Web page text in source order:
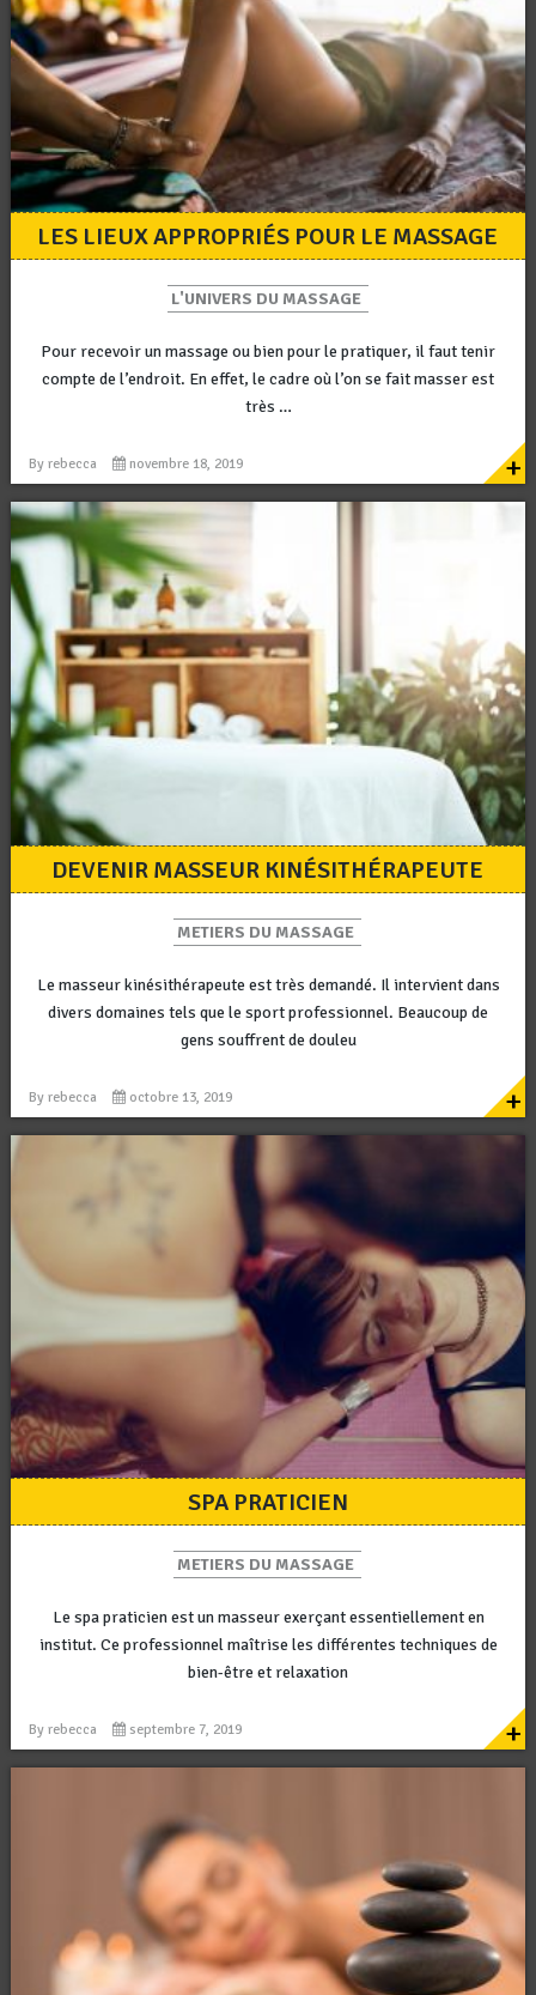
LES LIEUX APPROPRIÉS POUR LE MASSAGE
L'UNIVERS DU MASSAGE
Pour recevoir un massage ou bien pour le pratiquer, il faut tenir
compte de l’endroit. En effet, le cadre où l’on se fait masser est
très …
By rebecca novembre 18, 2019 +
DEVENIR MASSEUR KINÉSITHÉRAPEUTE
METIERS DU MASSAGE
Le masseur kinésithérapeute est très demandé. Il intervient dans
divers domaines tels que le sport professionnel. Beaucoup de
gens souffrent de douleu
By rebecca octobre 13, 2019 +
SPA PRATICIEN
METIERS DU MASSAGE
Le spa praticien est un masseur exerçant essentiellement en
institut. Ce professionnel maîtrise les différentes techniques de
bien-être et relaxation
By rebecca septembre 7, 2019 +